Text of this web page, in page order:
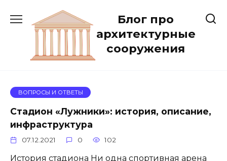
содержанию
Блог про
архитектурные
сооружения
ВОПРОСЫ И ОТВЕТЫ
Стадион «Лужники»: история, описание,
инфраструктура
07.12.2021 0 102
История стадиона Ни одна спортивная арена